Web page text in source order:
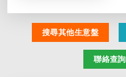
搜尋其他生意盤
聯絡查詢